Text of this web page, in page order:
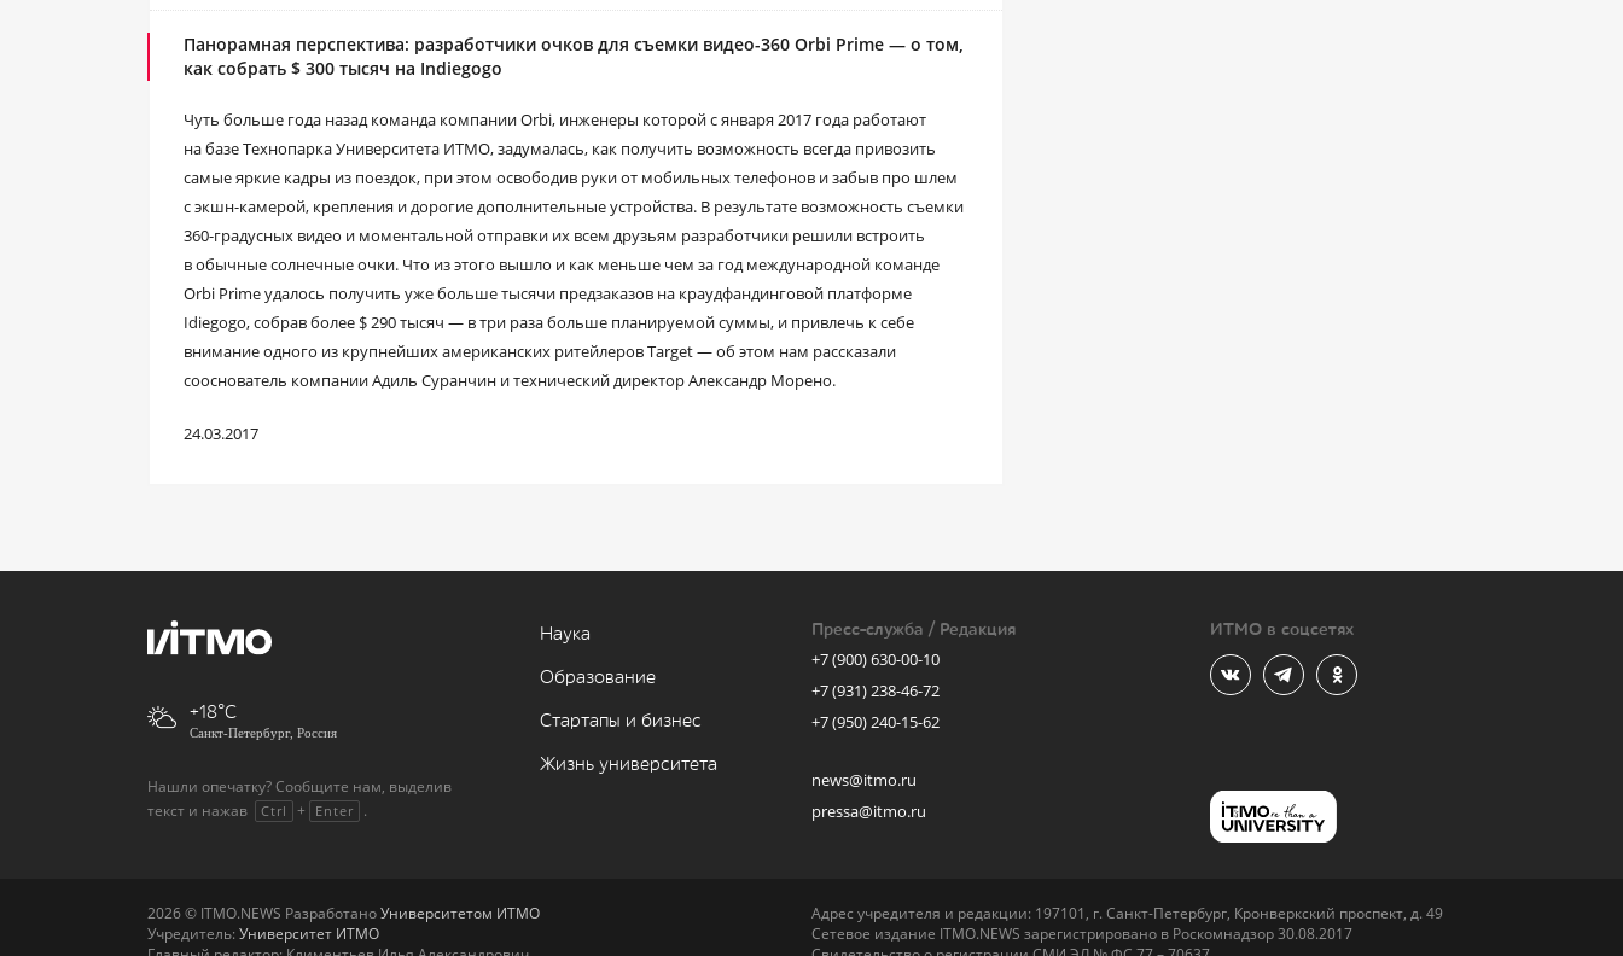
Панорамная перспектива: разработчики очков для съемки видео-360 Orbi Prime — о том,
как собрать $ 300 тысяч на Indiegogo
Чуть больше года назад команда компании Orbi, инженеры которой с января 2017 года работают
на базе Технопарка Университета ИТМО, задумалась, как получить возможность всегда привозить
самые яркие кадры из поездок, при этом освободив руки от мобильных телефонов и забыв про шлем
с экшн-камерой, крепления и дорогие дополнительные устройства. В результате возможность съемки
360-градусных видео и моментальной отправки их всем друзьям разработчики решили встроить
в обычные солнечные очки. Что из этого вышло и как меньше чем за год международной команде
Orbi Prime удалось получить уже больше тысячи предзаказов на краудфандинговой платформе
Idiegogo, собрав более $ 290 тысяч — в три раза больше планируемой суммы, и привлечь к себе
внимание одного из крупнейших американских ритейлеров Target — об этом нам рассказали
сооснователь компании Адиль Суранчин и технический директор Александр Морено.
24.03.2017
+18
Санкт-Петербург, Россия
Нашли опечатку? Сообщите нам, выделив
текст и нажав
Ctrl + Enter .
Наука
Образование
Стартапы и бизнес
Жизнь университета
Пресс-служба / Редакция
+7 (900) 630-00-10
+7 (931) 238-46-72
+7 (950) 240-15-62
news@itmo.ru
pressa@itmo.ru
ИТМО в соцсетях
2026 © ITMO.NEWS РазработаноУниверситетом ИТМО
Учредитель: Университет ИТМО
Адрес учредителя и редакции: 197101, г. Санкт-Петербург, Кронверкский проспект, д. 49
Сетевое издание ITMO.NEWS зарегистрировано в Роскомнадзор 30.08.2017